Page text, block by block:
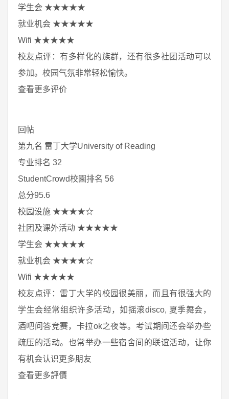
学生会 ★★★★★
就业机会 ★★★★★
Wifi ★★★★★
校友点评：有多样化的族群，还有很多社团活动可以
参加。校园气氛非常轻松愉快。
查看更多评价
回帖
第九名 雷丁大学University of Reading
专业排名 32
StudentCrowd校園排名 56
总分95.6
校园设施 ★★★★☆
社团及课外活动 ★★★★★
学生会 ★★★★★
就业机会 ★★★★☆
Wifi ★★★★★
校友点评：雷丁大学的校园很美丽，而且有很强大的
学生会经常组织许多活动，如摇滚disco, 夏季舞会，
酒吧问答竞赛，卡拉ok之夜等。考试期间还会举办些
疏压的活动。也常举办一些宿舍间的联谊活动，让你
有机会认识更多朋友
查看更多評價